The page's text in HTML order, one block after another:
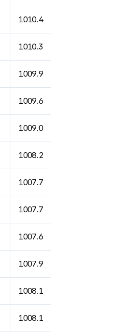
1010.4
1010.3
1009.9
1009.6
1009.0
1008.2
1007.7
1007.7
1007.6
1007.9
1008.1
1008.1